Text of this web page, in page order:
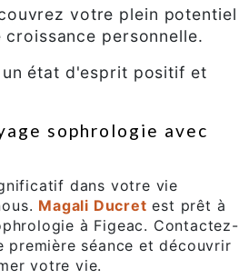
votre plein potentiel
personnelle.
état d'esprit positif et
sophrologie avec
dans votre vie
Magali Ducret est prêt à
à Figeac. Contactez-
première séance et découvrir
votre vie.